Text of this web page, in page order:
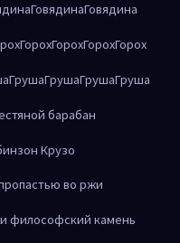
ГовядинаГовядина
ГорохГорохГорохГорох
ГрушаГрушаГрушаГруша
барабан
Крузо
во ржи
философский камень